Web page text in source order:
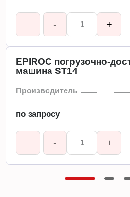
- +
EPIROC погрузочно-
машина ST14
Производитель
по запросу
- +